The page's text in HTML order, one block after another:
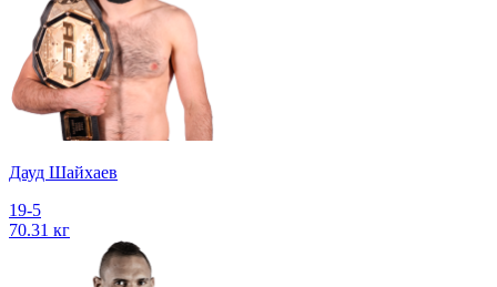
Дауд Шайхаев
19-5
70.31 кг